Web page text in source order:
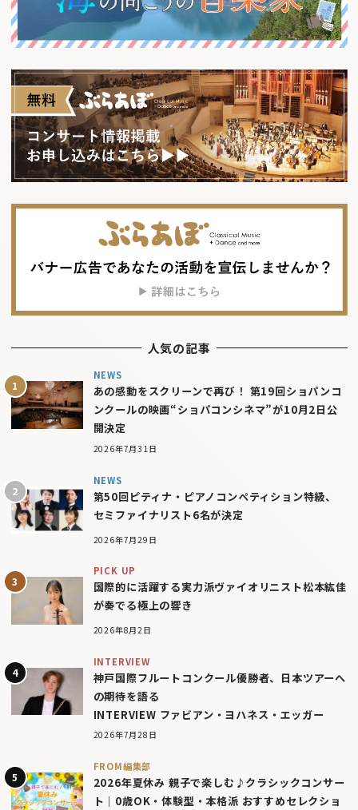
人気の記事
NEWS
あの感動をスクリーンで再び！ 第19回ショパンコ
ンクールの映画“ショパコンシネマ”が10月2日公
開決定
2026年7月31日
NEWS
第50回ピティナ・ピアノコンペティション特級、
セミファイナリスト6名が決定
2026年7月29日
PICK UP
国際的に活躍する実力派ヴァイオリニスト松本紘佳
が奏でる極上の響き
2026年8月2日
INTERVIEW
神戸国際フルートコンクール優勝者、日本ツアーへ
の期待を語る
INTERVIEW ファビアン・ヨハネス・エッガー
2026年7月28日
FROM編集部
2026年夏休み 親子で楽しむ♪クラシックコンサー
ト｜0歳OK・体験型・本格派 おすすめセレクショ